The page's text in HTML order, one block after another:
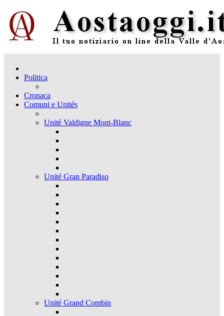
Politica
Cronaca
Comuni e Unités
Unité Valdigne Mont-Blanc
Unité Gran Paradiso
Unité Grand Combin